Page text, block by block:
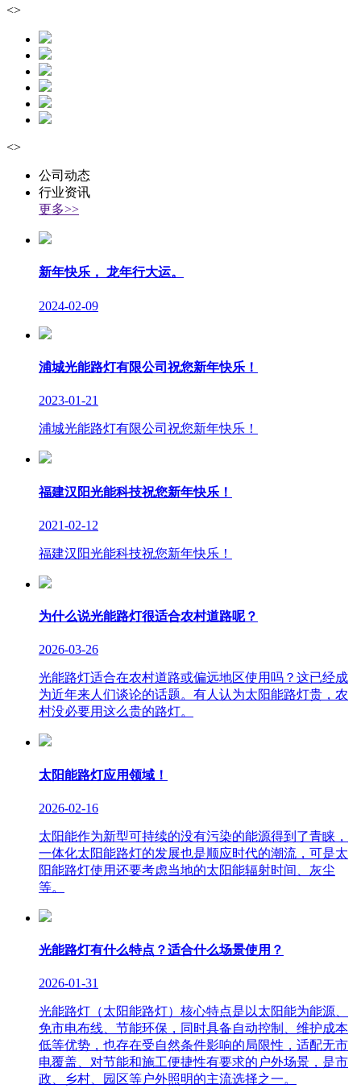
<>
<>
公司动态
行业资讯
更多>>
新年快乐， 龙年行大运。
2024-02-09
浦城光能路灯有限公司祝您新年快乐！
2023-01-21
浦城光能路灯有限公司祝您新年快乐！
福建汉阳光能科技祝您新年快乐！
2021-02-12
福建汉阳光能科技祝您新年快乐！
为什么说光能路灯很适合农村道路呢？
2026-03-26
光能路灯适合在农村道路或偏远地区使用吗？这已经成
为近年来人们谈论的话题。有人认为太阳能路灯贵，农
村没必要用这么贵的路灯。
太阳能路灯应用领域！
2026-02-16
太阳能作为新型可持续的没有污染的能源得到了青睐，
一体化太阳能路灯的发展也是顺应时代的潮流，可是太
阳能路灯使用还要考虑当地的太阳能辐射时间、灰尘
等。
光能路灯有什么特点？适合什么场景使用？
2026-01-31
光能路灯（太阳能路灯）核心特点是以太阳能为能源、
免市电布线、节能环保，同时具备自动控制、维护成本
低等优势，也存在受自然条件影响的局限性，适配无市
电覆盖、对节能和施工便捷性有要求的户外场景，是市
政、乡村、园区等户外照明的主流选择之一。